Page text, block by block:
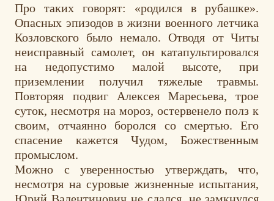
Про таких говорят: «родился в рубашке».
Опасных эпизодов в жизни военного летчика
Козловского было немало. Отводя от Читы
неисправный самолет, он катапультировался
на недопустимо малой высоте, при
приземлении получил тяжелые травмы.
Повторяя подвиг Алексея Маресьева, трое
суток, несмотря на мороз, остервенело полз к
своим, отчаянно боролся со смертью. Его
спасение кажется Чудом, Божественным
промыслом.
Можно с уверенностью утверждать, что,
несмотря на суровые жизненные испытания,